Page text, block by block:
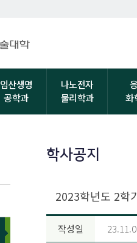
임산생명
공학과
나노전자
물리학과
화
학사공지
2023학년도 2학
작성일